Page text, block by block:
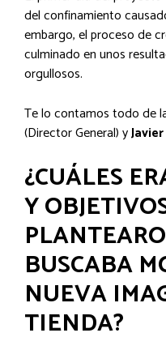
del confinamiento
embargo, el proceso de
culminado en unos
orgullosos.
Te lo contamos todo de
(Director General) y
¿CUÁLES
Y
BUSCABA
NUEVA
TIENDA?